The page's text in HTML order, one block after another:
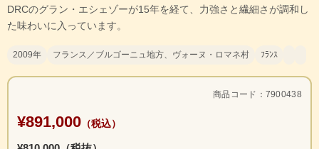
DRCのグラン・エシェゾーが15年を経て、力強さと繊細さが調和し
た味わいに入っています。
2009年 フランス／ブルゴーニュ地方、ヴォーヌ・ロマネ村 ﾌﾗﾝｽ
商品コード：7900438
¥891,000 （税込）